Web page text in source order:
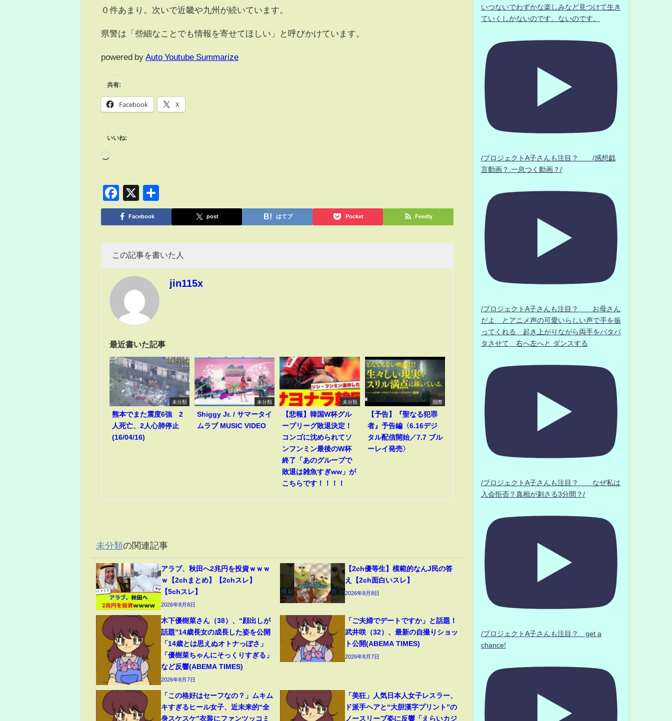
０件あまり。次いで近畿や九州が続いています。
県警は「些細なことでも情報を寄せてほしい」と呼びかけています。
powered by Auto Youtube Summarize
共有:
Facebook X
いいね:
Facebook
X
有
Facebook post はてブ Pocket Feedly
この記事を書いた人
jin115x
最近書いた記事
未分類
熊本でまた震度6強 2
人死亡、2人心肺停止
(16/04/16)
未分類
Shiggy Jr. / サマータイ
ムラブ MUSIC VIDEO
未分類
【悲報】韓国W杯グル
ープリーグ敗退決定！
コンゴに沈められてソ
ンフンミン最後のW杯
終了「あのグループで
敗退は雑魚すぎww」が
こちらです！！！！
国際
【予告】『聖なる犯罪
者』予告編〈6.16デジ
タル配信開始／7.7 ブル
ーレイ発売〉
未分類の関連記事
アラブ、秋田へ2兆円を投資ｗｗｗ
ｗ【2chまとめ】【2chスレ】
【5chスレ】
2026年8月8日
【2ch優等生】模範的なんJ民の答
え【2ch面白いスレ】
2026年8月8日
木下優樹菜さん（38）、“顔出しが
話題”14歳長女の成長した姿を公開
「14歳とは思えぬオトナっぽさ」
「優樹菜ちゃんにそっくりすぎる」
など反響(ABEMA TIMES)
2026年8月7日
「ご夫婦でデートですか」と話題！
武井咲（32）、最新の自撮りショッ
ト公開(ABEMA TIMES)
2026年8月7日
「この格好はセーフなの？」ムキム
キすぎるヒール女子、近未来的“全
身スケスケ”衣装にファンツッコミ
「美狂」人気日本人女子レスラー、
ド派手ヘアと“大胆漢字プリント”の
ノースリーブ姿に反響「えらいカジ
いつないでわずかな楽しみなど見つけて生き
ていくしかないのです。ないのです。
/プロジェクトA子さんも注目？ /感想戯
言動画？.一息つく動画？/
/プロジェクトA子さんも注目？ お母さん
だよ とアニメ声の可愛いらしい声で手を振
ってくれる 起き上がりながら両手をパタパ
タさせて 右へ左へと ダンスする
/プロジェクトA子さんも注目？ なぜ私は
入会拒否？真相が刺さる3分間？/
/プロジェクトA子さんも注目？ get a
chance!